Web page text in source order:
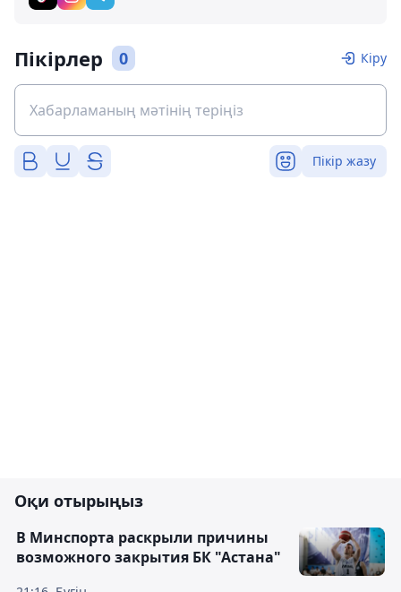
Пікірлер 0 Кіру
Пікір жазу
Оқи отырыңыз
В Минспорта раскрыли причины
возможного закрытия БК "Астана"